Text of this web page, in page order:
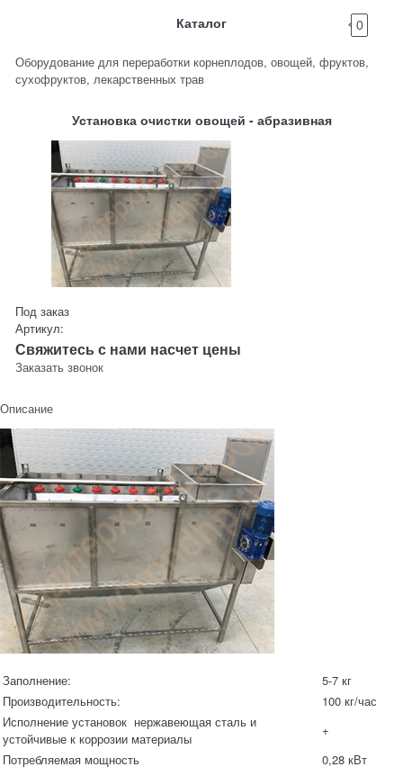
Каталог 0
Оборудование для переработки корнеплодов, овощей, фруктов,
сухофруктов, лекарственных трав
Установка очистки овощей - абразивная
Под заказ
Артикул:
Свяжитесь с нами насчет цены
Заказать звонок
Описание
Заполнение:
5-7 кг
Производительность:
100 кг/час
Исполнение установок нержавеющая сталь и
устойчивые к коррозии материалы
+
Потребляемая мощность
0,28 кВт